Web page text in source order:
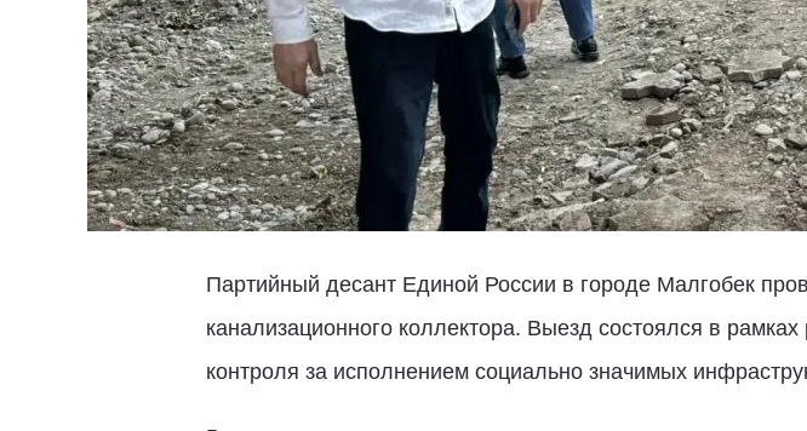
Партийный десант Единой России в городе Малгобек
канализационного коллектора. Выезд состоялся в
контроля за исполнением социально значимых